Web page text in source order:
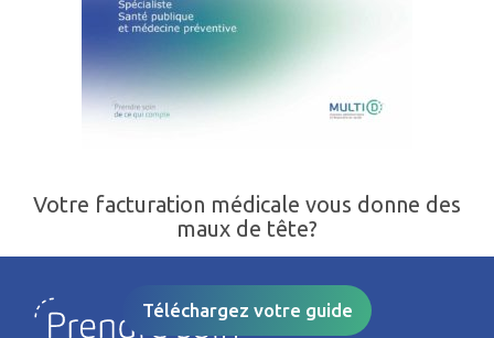
Votre facturation médicale vous donne des
maux de tête?
Téléchargez votre guide